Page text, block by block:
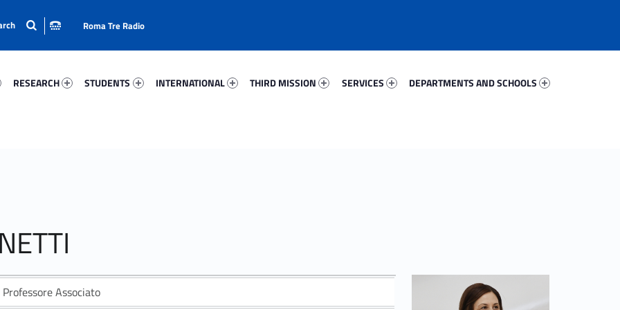
RESEARCH
STUDENTS
INTERNATIONAL
THIRD MISSION
SERVICES
DEPARTMENTS AND SCHOOLS
Roma Tre Radio
Professore Associato